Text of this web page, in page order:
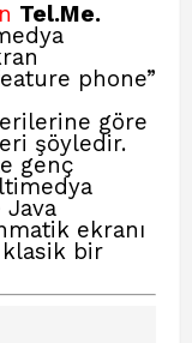
Tel.Me.
phone”
göre
şöyledir.
genç
Java
ekranı
bir